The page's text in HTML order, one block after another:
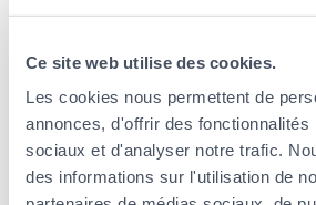
Ce site web utilise des cookies.
Les cookies nous permettent de
annonces, d'offrir des fonctionnalités
sociaux et d'analyser notre trafic.
des informations sur l'utilisation de